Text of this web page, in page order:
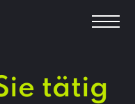
tätig